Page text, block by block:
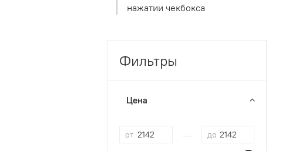
нажатии чекбокса
Фильтры
Цена
от до